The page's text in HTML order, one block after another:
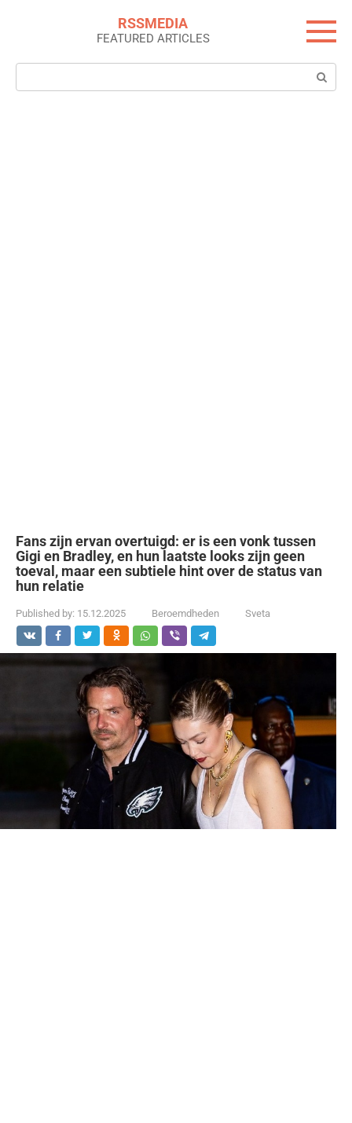
RSSMEDIA
FEATURED ARTICLES
Search:
Fans zijn ervan overtuigd: er is een vonk tussen
Gigi en Bradley, en hun laatste looks zijn geen
toeval, maar een subtiele hint over de status van
hun relatie
Published by: 15.12.2025 Beroemdheden Sveta